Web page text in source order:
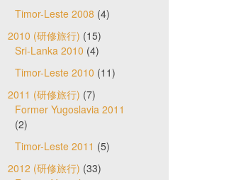
Timor-Leste 2008 (4)
2010 (研修旅行) (15)
Sri-Lanka 2010 (4)
Timor-Leste 2010 (11)
2011 (研修旅行) (7)
Former Yugoslavia 2011
(2)
Timor-Leste 2011 (5)
2012 (研修旅行) (33)